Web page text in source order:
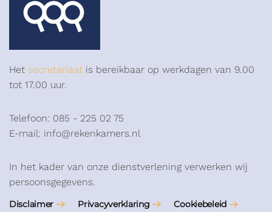
Het secretariaat is bereikbaar op werkdagen van 9.00
tot 17.00 uur.
Telefoon: 085 - 225 02 75
E-mail: info@rekenkamers.nl
In het kader van onze dienstverlening verwerken wij
persoonsgegevens.
Disclaimer Privacyverklaring
Cookiebeleid